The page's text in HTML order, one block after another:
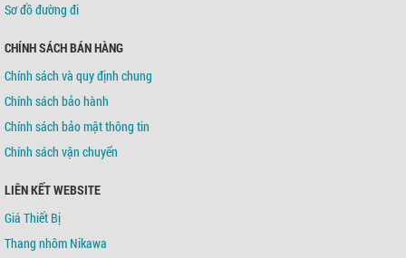
Sơ đồ đường đi
CHÍNH SÁCH BÁN HÀNG
Chính sách và quy định chung
Chính sách bảo hành
Chính sách bảo mật thông tin
Chính sách vận chuyển
LIÊN KẾT WEBSITE
Giá Thiết Bị
Thang nhôm Nikawa